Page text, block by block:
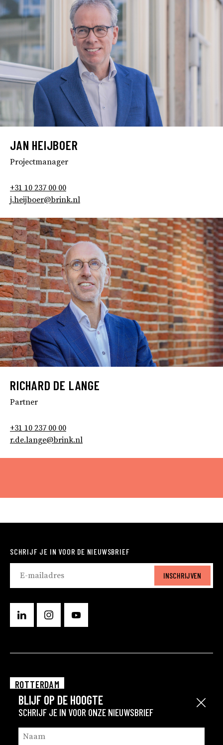
Sluit
BLIJF OP DE HOOGTE
SCHRIJF JE IN VOOR ONZE NIEUWSBRIEF
JAN HEIJBOER
Projectmanager
+31 10 237 00 00
j.heijboer@brink.nl
RICHARD DE LANGE
Partner
+31 10 237 00 00
r.de.lange@brink.nl
SCHRIJF JE IN VOOR DE NIEUWSBRIEF
INSCHRIJVEN
ROTTERDAM
EINDHOVEN
GRONINGEN